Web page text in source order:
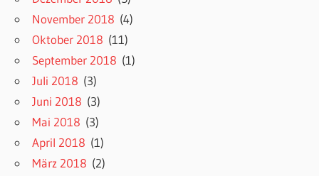
November 2018 (4)
Oktober 2018 (11)
September 2018 (1)
Juli 2018 (3)
Juni 2018 (3)
Mai 2018 (3)
April 2018 (1)
März 2018 (2)